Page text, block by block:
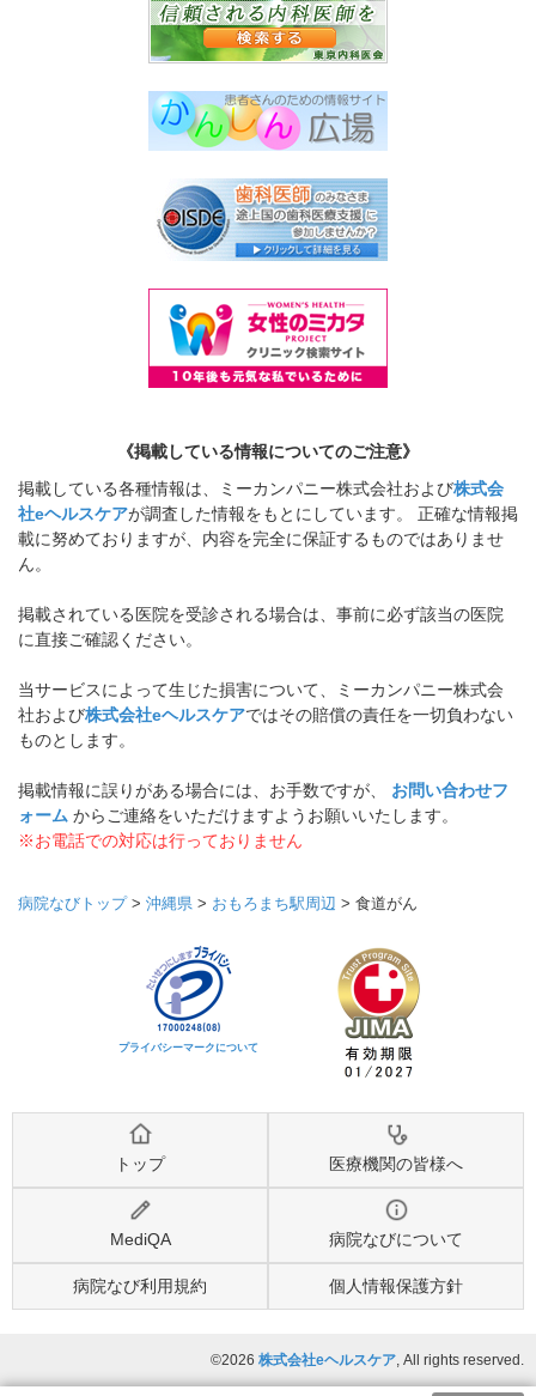
《掲載している情報についてのご注意》
掲載している各種情報は、ミーカンパニー株式会社および株式会
社eヘルスケアが調査した情報をもとにしています。 正確な情報掲
載に努めておりますが、内容を完全に保証するものではありませ
ん。
掲載されている医院を受診される場合は、事前に必ず該当の医院
に直接ご確認ください。
当サービスによって生じた損害について、ミーカンパニー株式会
社および株式会社eヘルスケアではその賠償の責任を一切負わない
ものとします。
掲載情報に誤りがある場合には、お手数ですが、 お問い合わせフ
ォーム からご連絡をいただけますようお願いいたします。
※お電話での対応は行っておりません
病院なびトップ> 沖縄県 > おもろまち駅周辺 > 食道がん
プライバシーマークについて
トップ 医療機関の皆様へ
MediQA 病院なびについて
病院なび利用規約 個人情報保護方針
©2026 株式会社eヘルスケア, All rights reserved.